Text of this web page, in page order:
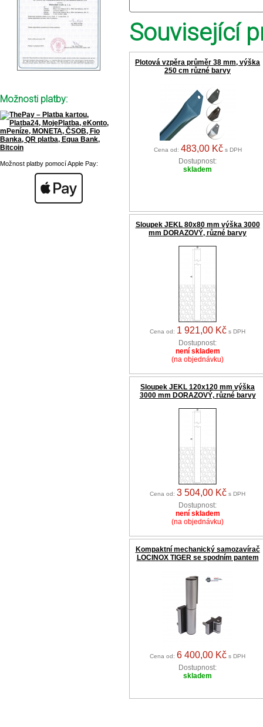
Související
Plotová vzpěra průměr 38 mm, výška
250 cm různé barvy
Cena od: 483,00 Kčs DPH
Dostupnost:
skladem
Sloupek JEKL 80x80 mm výška 3000
mm DORAZOVÝ, různé barvy
Cena od: 1 921,00 Kč s DPH
Dostupnost:
není skladem
(na objednávku)
Sloupek JEKL 120x120 mm výška
3000 mm DORAZOVÝ, různé barvy
Cena od: 3 504,00 Kč s DPH
Dostupnost:
není skladem
(na objednávku)
Kompaktní mechanický samozavírač
LOCINOX TIGER se spodním pantem
Cena od: 6 400,00 Kč s DPH
Dostupnost:
skladem
Možnosti platby:
Možnost platby pomocí Apple Pay: